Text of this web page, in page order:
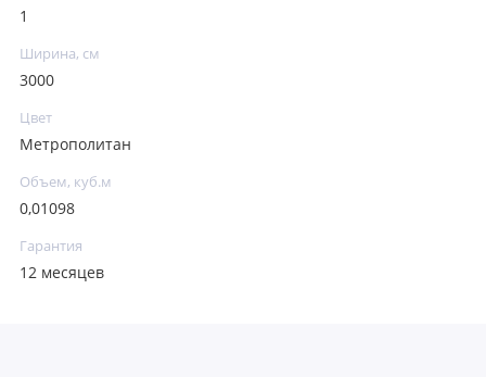
1
Ширина, см
3000
Цвет
Метрополитан
Объем, куб.м
0,01098
Гарантия
12 месяцев